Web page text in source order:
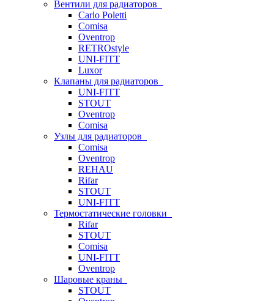
Вентили для радиаторов
Carlo Poletti
Comisa
Oventrop
RETROstyle
UNI-FITT
Luxor
Клапаны для радиаторов
UNI-FITT
STOUT
Oventrop
Comisa
Узлы для радиаторов
Comisa
Oventrop
REHAU
Rifar
STOUT
UNI-FITT
Термостатические головки
Rifar
STOUT
Comisa
UNI-FITT
Oventrop
Шаровые краны
STOUT